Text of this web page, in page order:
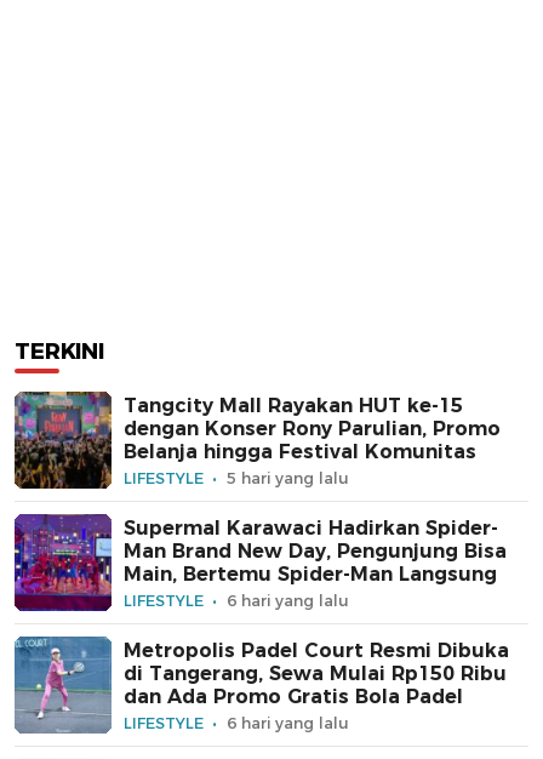
TERKINI
Tangcity Mall Rayakan HUT ke-15
dengan Konser Rony Parulian, Promo
Belanja hingga Festival Komunitas
LIFESTYLE 5 hari yang lalu
Supermal Karawaci Hadirkan Spider-
Man Brand New Day, Pengunjung Bisa
Main, Bertemu Spider-Man Langsung
LIFESTYLE 6 hari yang lalu
Metropolis Padel Court Resmi Dibuka
di Tangerang, Sewa Mulai Rp150 Ribu
dan Ada Promo Gratis Bola Padel
LIFESTYLE 6 hari yang lalu